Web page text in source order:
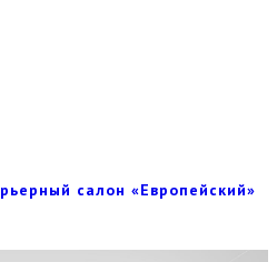
салон «Европейский»